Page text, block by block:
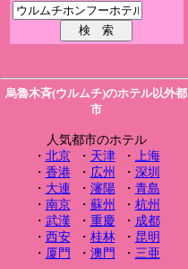
烏魯木斉(ウルムチ)のホテル以外都
市
人気都市のホテル
・ 北京・ 天津・ 上海
・ 香港・ 広州 ・ 深圳
・ 大連 ・ 瀋陽・ 青島
・ 南京・ 蘇州 ・ 杭州
・ 武漢 ・ 重慶 ・ 成都
・ 西安・ 桂林・ 昆明
・ 厦門 ・ 澳門 ・ 三亜